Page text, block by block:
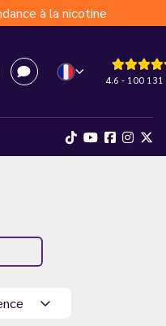
à la nicotine
4.6 - 100 131